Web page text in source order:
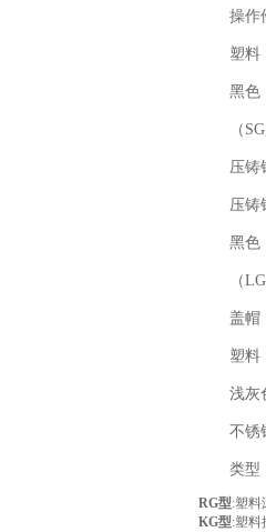
操作
塑料
黑色
（
压铸
压铸
黑色
（
盖帽
塑料
浅灰
不锈
类型
RG型:塑料
KG型:塑料